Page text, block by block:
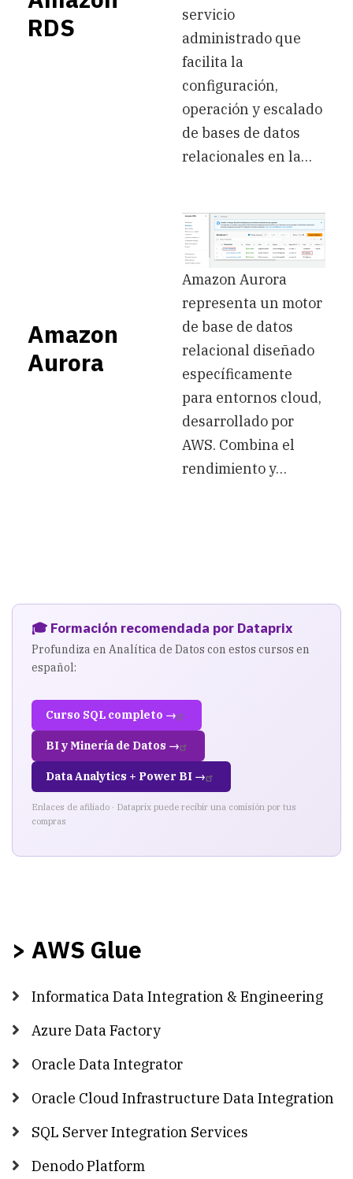
RDS
servicio
administrado que
facilita la
configuración,
operación y escalado
de bases de datos
relacionales en la…
Amazon
Aurora
Amazon Aurora
representa un motor
de base de datos
relacional diseñado
específicamente
para entornos cloud,
desarrollado por
AWS. Combina el
rendimiento y…
🎓 Formación recomendada por Dataprix
Profundiza en Analítica de Datos con estos cursos en
español:
Curso SQL completo →
BI y Minería de Datos →
Data Analytics + Power BI →
Enlaces de afiliado · Dataprix puede recibir una comisión por tus
compras
> AWS Glue
Informatica Data Integration & Engineering
Azure Data Factory
Oracle Data Integrator
Oracle Cloud Infrastructure Data Integration
SQL Server Integration Services
Denodo Platform